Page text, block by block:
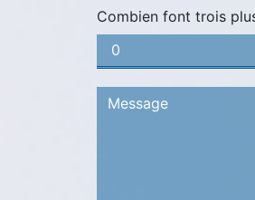
Combien font trois